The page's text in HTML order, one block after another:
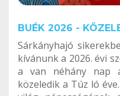
BUÉK 2026 -
Sárkányhajó
kívánunk a 2026. évi
a van néhány nap
közeledik a Túz ló